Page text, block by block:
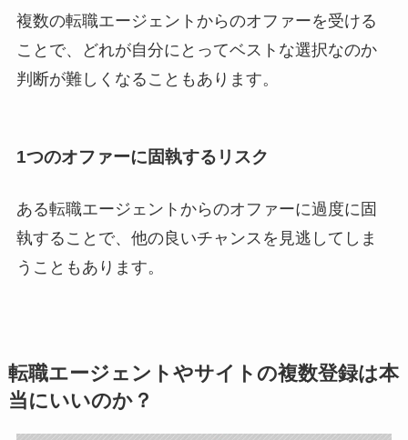
複数の転職エージェントからのオファーを受ける
ことで、どれが自分にとってベストな選択なのか
判断が難しくなることもあります。
1つのオファーに固執するリスク
ある転職エージェントからのオファーに過度に固
執することで、他の良いチャンスを見逃してしま
うこともあります。
転職エージェントやサイトの複数登録は本
当にいいのか？